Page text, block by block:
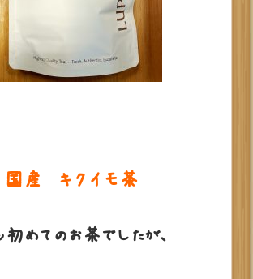
国産 キクイモ茶
めてのお茶でしたが、